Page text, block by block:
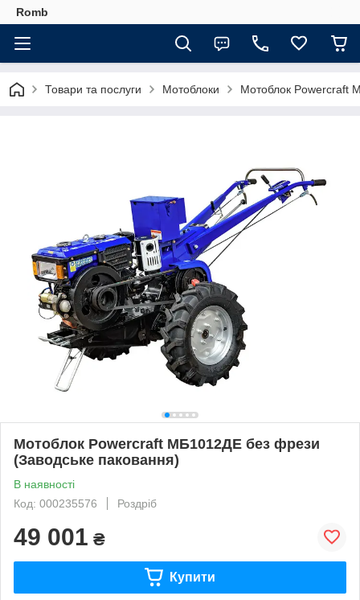
Romb
Товари та послуги Мотоблоки Мотоблок Powercraft
Мотоблок Powercraft МБ1012ДЕ без фрези
(Заводське паковання)
В наявності
Код: 000235576
Роздріб
49 001 ₴
Купити